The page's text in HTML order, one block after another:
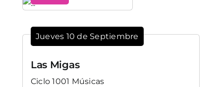
Jueves 10 de Septiembre
Las Migas
Ciclo 1001 Músicas